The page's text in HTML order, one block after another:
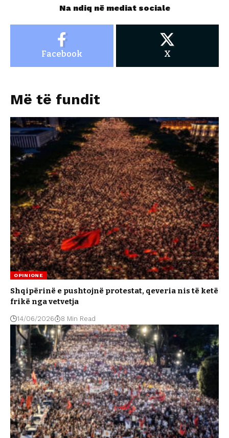
Na ndiq në mediat sociale
Facebook X
Më të fundit
OPINIONE
Shqipërinë e pushtojnë protestat, qeveria nis të ketë
frikë nga vetvetja
14/06/2026 8 Min Read